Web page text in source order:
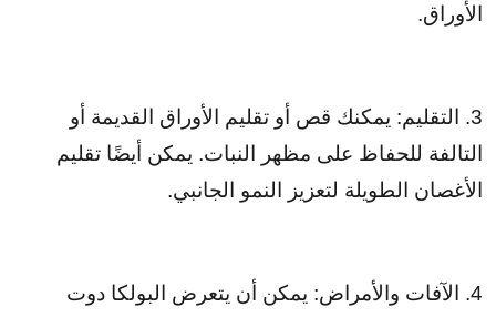
الأوراق.
3. التقليم: يمكنك قص أو تقليم الأوراق القديمة أو
التالفة للحفاظ على مظهر النبات. يمكن أيضًا تقليم
الأغصان الطويلة لتعزيز النمو الجانبي.
4. الآفات والأمراض: يمكن أن يتعرض البولكا دوت